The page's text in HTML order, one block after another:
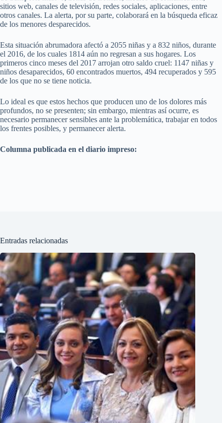
sitios web, canales de televisión, redes sociales, aplicaciones, entre
otros canales. La alerta, por su parte, colaborará en la búsqueda eficaz
de los menores desparecidos.
Esta situación abrumadora afectó a 2055 niñas y a 832 niños, durante
el 2016, de los cuales 1814 aún no regresan a sus hogares. Los
primeros cinco meses del 2017 arrojan otro saldo cruel: 1147 niñas y
niños desaparecidos, 60 encontrados muertos, 494 recuperados y 595
de los que no se tiene noticia.
Lo ideal es que estos hechos que producen uno de los dolores más
profundos, no se presenten; sin embargo, mientras así ocurre, es
necesario permanecer sensibles ante la problemática, trabajar en todos
los frentes posibles, y permanecer alerta.
Columna publicada en el diario impreso:
Entradas relacionadas